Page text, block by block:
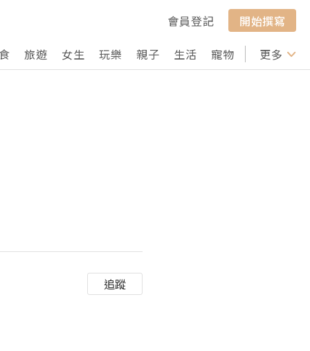
會員登記
開始撰寫
旅遊 女生 玩樂 親子 生活 寵物 行山 打卡
更多
追蹤